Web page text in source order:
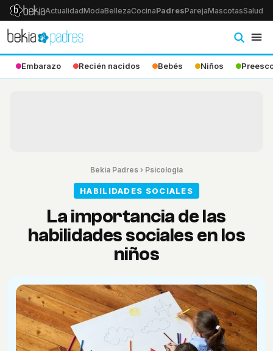
ActualidadModaBellezaCocinaPadresParejaMascotasSalud
Embarazo Recién nacidos Bebés Niños
Bekia Padres › Psicologia
HABILIDADES SOCIALES
La importancia de las
habilidades sociales en los
niños